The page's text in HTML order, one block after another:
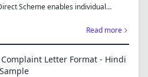
Scheme enables individual
Read more
Letter Format - Hindi